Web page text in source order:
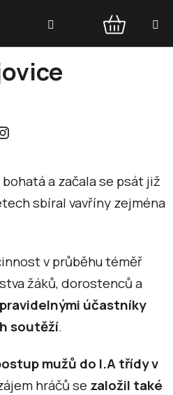
NÁKUPNÍ
a začala se psát již
sbíral vavříny zejména
v průběhu téměř
žáků, dorostenců a
pravidelnými účastníky
soutěží.
mužů do I.A třídy v
hráčů se založil také